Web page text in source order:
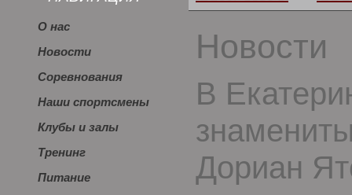
О нас
Новости
Соревнования
Наши спортсмены
Клубы и залы
Тренинг
Питание
Новости
В
Дориан